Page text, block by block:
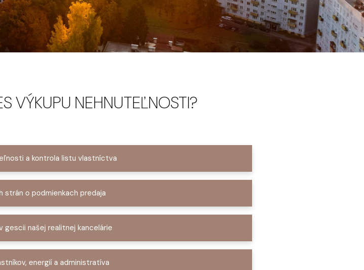
VÝKUPU NEHNUTEĽNOSTI?
a kontrola listu vlastníctva
strán o podmienkach predaja
gescii našej realitnej kancelárie
energií a administratíva